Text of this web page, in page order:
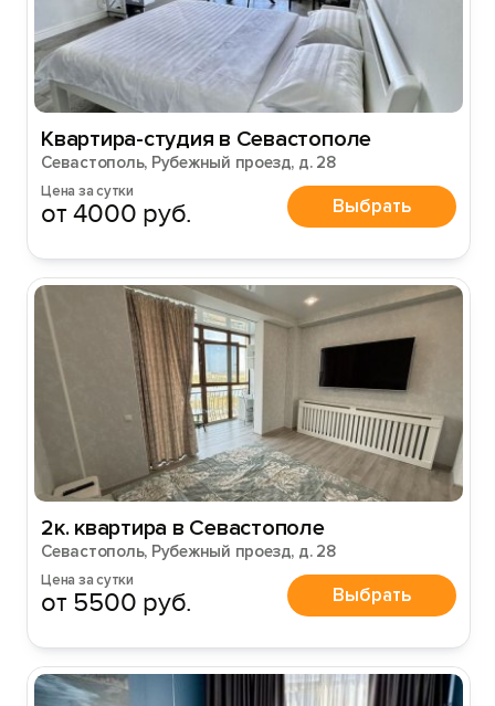
Квартира-студия в Севастополе
Севастополь, Рубежный проезд, д. 28
Цена за сутки
от 4000 руб. Выбрать
2к. квартира в Севастополе
Севастополь, Рубежный проезд, д. 28
Цена за сутки
от 5500 руб. Выбрать
Вход на сайт
Войти илиЗарегистрироваться